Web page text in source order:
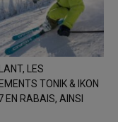
LES
TONIK & IKON
EN RABAIS, AINSI